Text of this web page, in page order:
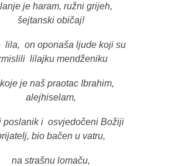
je haram, ružni grijeh,
šejtanski običaj!
lila, on oponaša ljude koji su
lilajku mendženiku
je naš praotac Ibrahim,
alejhiselam,
poslanik i osvjedočeni Božiji
bio bačen u vatru,
na strašnu lomaču,